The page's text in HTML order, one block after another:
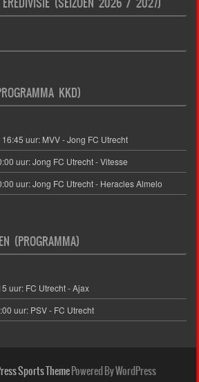
KKD)
uur: MVV - Jong FC Utrecht
uur: Jong FC Utrecht - Vitesse
uur: Jong FC Utrecht - Heracles Almelo
(PROGRAMMA)
uur: FC Utrecht - Ajax
uur: PSV - FC Utrecht
Sports ThemePowered By WordPress